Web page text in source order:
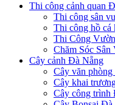
Thi công cảnh quan
Thi công sân
Thi công hồ
Thi Công
Chăm Sóc
Cây cảnh Đà Nẵng
Cây văn
Cây khai
Cây công trình